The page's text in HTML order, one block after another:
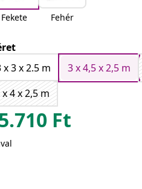
Fekete Fehér
x 3 x 2.5 m
3 x 4,5 x 2,5 m
x 4 x 2,5 m
Ft